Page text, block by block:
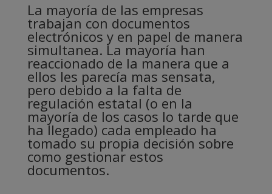
La mayoría de las empresas
trabajan con documentos
electrónicos y en papel de manera
simultanea. La mayoría han
reaccionado de la manera que a
ellos les parecía mas sensata,
pero debido a la falta de
regulación estatal (o en la
mayoría de los casos lo tarde que
ha llegado) cada empleado ha
tomado su propia decisión sobre
como gestionar estos
documentos.